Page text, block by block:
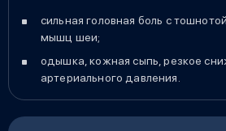
сильная головная боль с
мышц шеи;
одышка, кожная сыпь, резкое
артериального давления.